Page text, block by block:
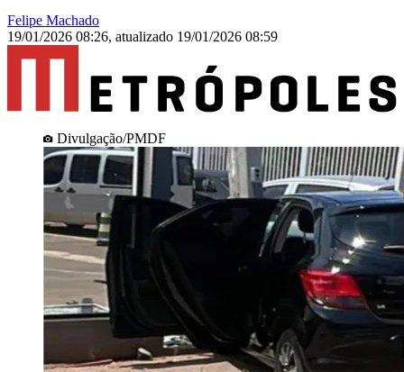
Felipe Machado
19/01/2026 08:26, atualizado 19/01/2026 08:59
Divulgação/PMDF